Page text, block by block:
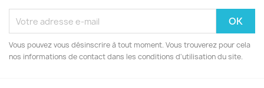
Vous pouvez vous désinscrire à tout moment. Vous trouverez pour cela
nos informations de contact dans les conditions d'utilisation du site.